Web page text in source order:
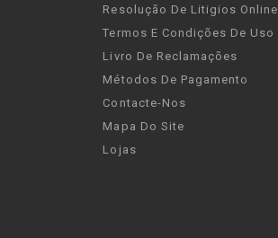
Resolução De Litigios Online
Termos E Condições De Uso
Livro De Reclamações
Métodos De Pagamento
Contacte-Nos
Mapa Do Site
Lojas